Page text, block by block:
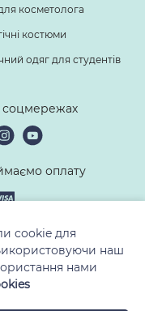
косметолога
костюми
одяг для студентів
оплату
cookie для
наш
нами